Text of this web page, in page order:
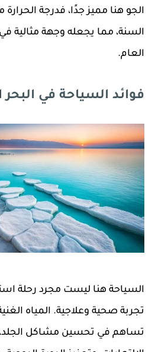
الجو هنا مميز جدًا، فدرجة الحرارة
السنة، مما يجعله وجهة مثالية
العام.
فوائد السياحة في البحر
السياحة هنا ليست مجرد رحلة
تجربة صحية وعلاجية. المياه
تساهم في تحسين مشاكل الجلد،